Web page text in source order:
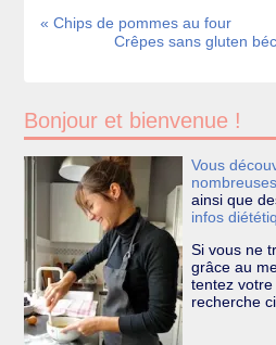
« Chips de pommes au four
Crêpes sans gluten
Bonjour et bienvenue !
Vous
ainsi que
infos
Si vous ne
grâce au
tentez
recherche